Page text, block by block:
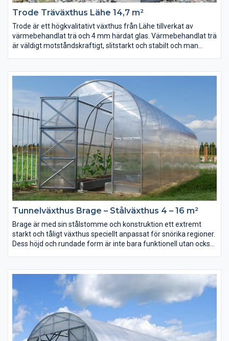
Trode Träväxthus Lähe 14,7 m²
Trode är ett högkvalitativt växthus från Lähe tillverkat av
värmebehandlat trä och 4 mm härdat glas. Värmebehandlat trä
är väldigt motståndskraftigt, slitstarkt och stabilt och man
Kan levereras med värmebehandlat trä utan ytterligare
ytbehandling, inoljat eller målat. Väljer du en annan färg än
standardfärgerna, ange önskad färg i kommentarsfältet vid
beställning.
Tunnelväxthus Brage – Stålväxthus 4 – 16 m²
Brage är med sin stålstomme och konstruktion ett extremt
starkt och tåligt växthus speciellt anpassat för snörika regioner.
Dess höjd och rundade form är inte bara funktionell utan också
möjliggör odling på båda sidor utan att plantorna hamnar för